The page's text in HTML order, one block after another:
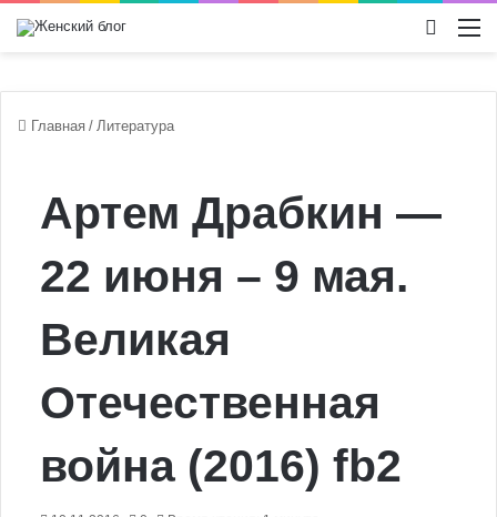
Главная / Литература
Артем Драбкин —
22 июня – 9 мая.
Великая
Отечественная
война (2016) fb2